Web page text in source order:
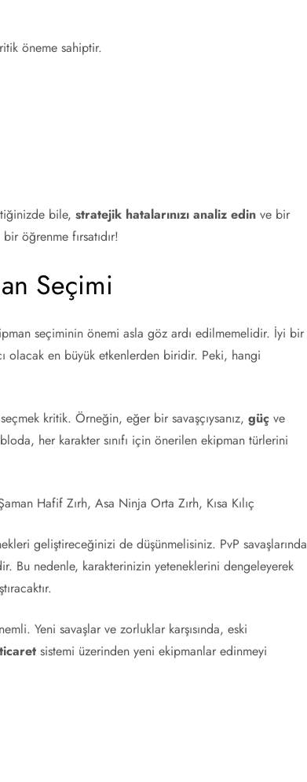
öneme sahiptir.
bile,stratejik hatalarınızı analiz edin ve bir
öğrenme fırsatıdır!
Seçimi
seçiminin önemi asla göz ardı edilmemelidir. İyi bir
olacak en büyük etkenlerden biridir. Peki, hangi
kritik. Örneğin, eğer bir savaşçıysanız,güç ve
her karakter sınıfı için önerilen ekipman türlerini
Hafif Zırh, Asa Ninja Orta Zırh, Kısa Kılıç
geliştireceğinizi de düşünmelisiniz. PvP savaşlarında
Bu nedenle, karakterinizin yeteneklerini dengeleyerek
Yeni savaşlar ve zorluklar karşısında, eski
ticaret sistemi üzerinden yeni ekipmanlar edinmeyi